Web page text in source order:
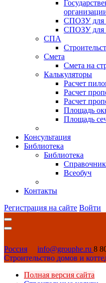
СПОЗУ
СПОЗУ для
СПА
Смета
Смета на
Калькуляторы
Расчет
Расчет
Расчет
Площадь
Площадь
Консультация
Библиотека
Библиотека
Справочник
Всеобуч
Контакты
Регистрация на сайте Войти
Россия info@grouphe.ru 8
Строительство домов и
Полная версия сайта